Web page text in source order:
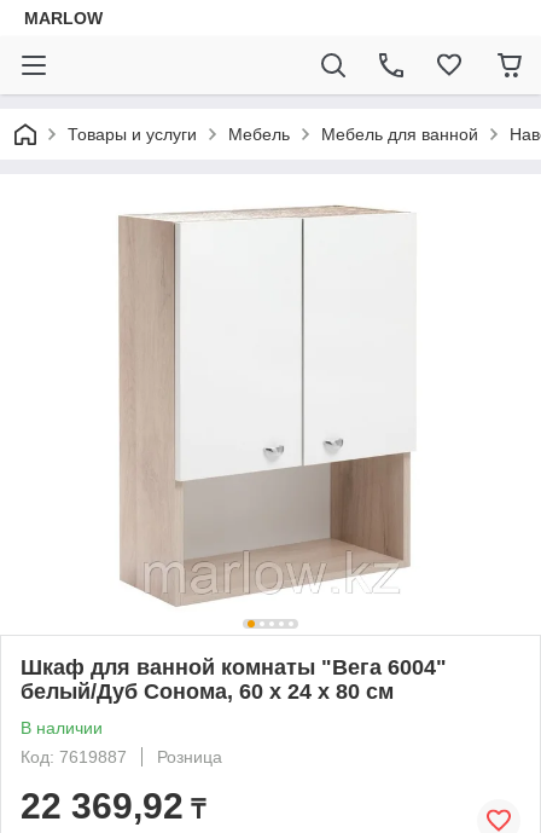
MARLOW
Товары и услуги Мебель Мебель для ванной
Шкаф для ванной комнаты "Вега 6004"
белый/Дуб Сонома, 60 х 24 х 80 см
В наличии
Код: 7619887
Розница
22 369,92 ₸